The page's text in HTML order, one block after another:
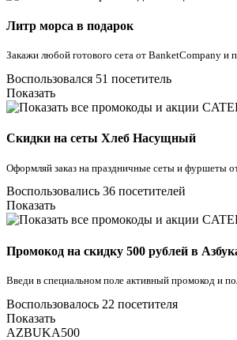
Литр морса в подарок
Закажи любой готового сета от BanketCompany и
Воспользовался 51 посетитель
Показать
Скидки на сеты Хлеб Насущный
Оформляй заказ на праздничные сеты и фуршеты
Воспользовались 36 посетителей
Показать
Промокод на скидку 500 рублей в
Введи в специальном поле активный промокод и
Воспользовалось 22 посетителя
Показать
AZBUKA500